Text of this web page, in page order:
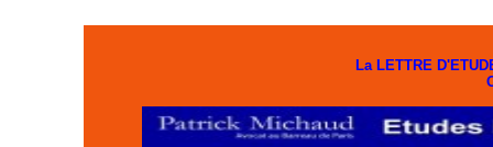
La LETTRE